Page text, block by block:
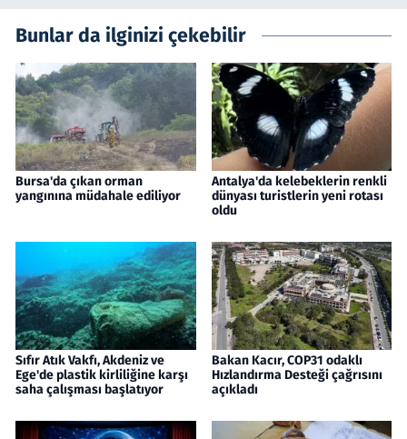
Bunlar da ilginizi çekebilir
Bursa'da çıkan orman
yangınına müdahale ediliyor
Antalya'da kelebeklerin renkli
dünyası turistlerin yeni rotası
oldu
Sıfır Atık Vakfı, Akdeniz ve
Ege'de plastik kirliliğine karşı
saha çalışması başlatıyor
Bakan Kacır, COP31 odaklı
Hızlandırma Desteği çağrısını
açıkladı